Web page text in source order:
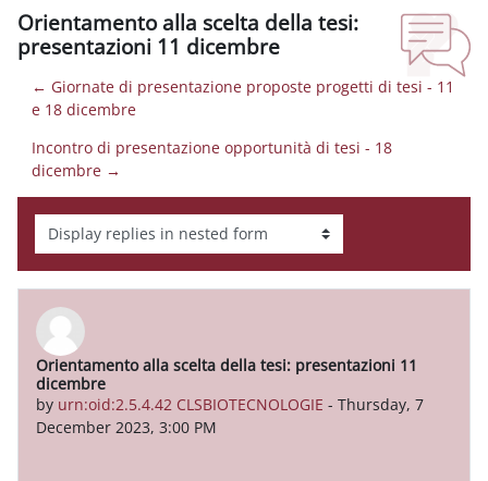
Orientamento alla scelta della tesi:
presentazioni 11 dicembre
← Giornate di presentazione proposte progetti di tesi - 11
e 18 dicembre
Incontro di presentazione opportunità di tesi - 18
dicembre →
Display mode
Orientamento alla scelta della tesi: presentazioni 11
dicembre
by urn:oid:2.5.4.42 CLSBIOTECNOLOGIE - Thursday, 7
December 2023, 3:00 PM
Number of replies: 0